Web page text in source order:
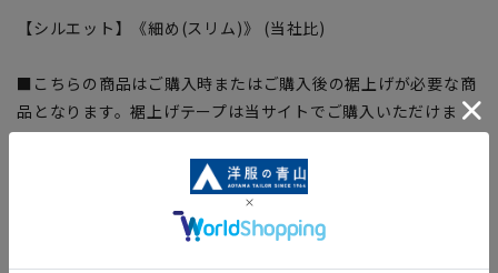
【シルエット】《細め(スリム)》 (当社比)
■こちらの商品はご購入時またはご購入後の裾上げが必要な商
品となります。裾上げテープは当サイトでご購入いただけま
す。
SUSOTAPE010
※こちらの商品は在庫切れの場合がございます。